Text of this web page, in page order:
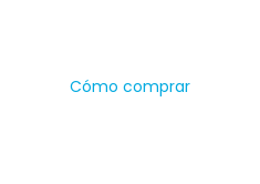
Cómo comprar